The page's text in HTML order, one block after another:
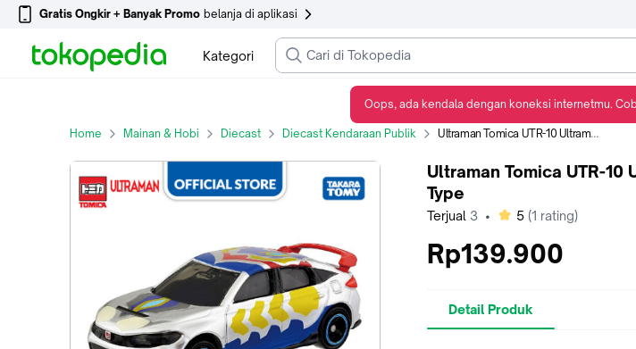
Gratis Ongkir + Banyak Promo belanja di aplikasi
Kategori
Home Mainan & Hobi Diecast Diecast Kendaraan Publik Ultraman Tomica UTR-10 Ultraman Decker Flash Type
Ultraman Tomica UTR-10
Type
Terjual 3 • bintang
5 (1 rating)
Rp139.900
Detail Produk
Oops, ada kendala dengan koneksi internetmu.